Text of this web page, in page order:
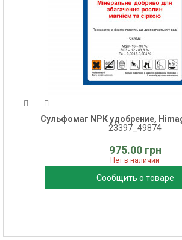
Сульфомаг NPK удобрение,
23397_49874
975.00 грн
Нет в наличии
Сообщить о товаре